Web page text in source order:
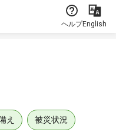
ヘルプEnglish
え 被災状況